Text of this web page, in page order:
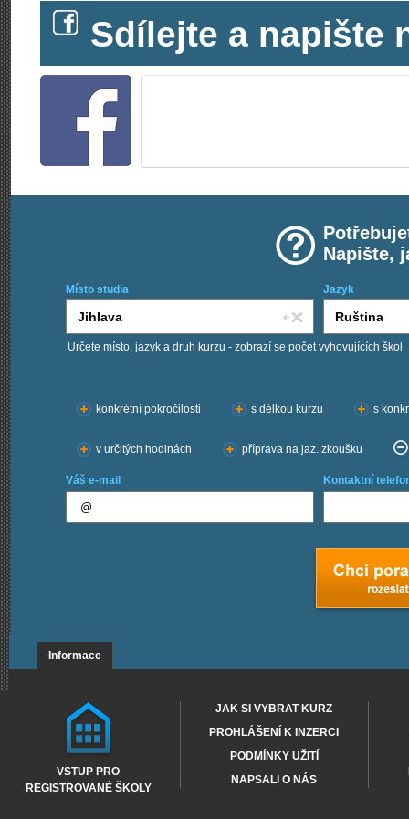
Sdílejte a napište
Napište,
Místo studia Jazyk
Určete místo, jazyk a druh kurzu - zobrazí se počet vyhovujících škol
konkrétní pokročilosti
s délkou kurzu s
v určitých hodinách příprava na jaz. zkoušku
Váš e-mail Kontaktní
Informace
VSTUP PRO
REGISTROVANÉ ŠKOLY
JAK SI VYBRAT KURZ
PROHLÁŠENÍ K INZERCI
PODMÍNKY UŽITÍ
NAPSALI O NÁS